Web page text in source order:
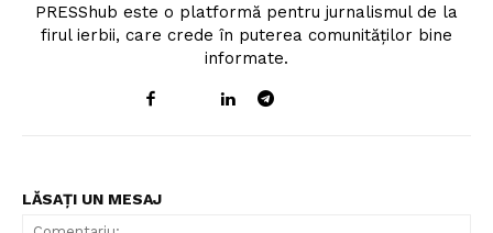
PRESShub este o platformă pentru jurnalismul de la
firul ierbii, care crede în puterea comunităților bine
informate.
LĂSAȚI UN MESAJ